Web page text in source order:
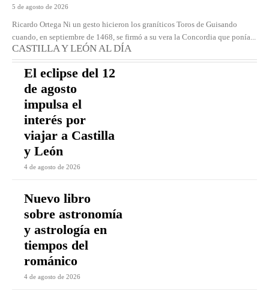
5 de agosto de 2026
Ricardo Ortega Ni un gesto hicieron los graníticos Toros de Guisando
cuando, en septiembre de 1468, se firmó a su vera la Concordia que ponía...
CASTILLA Y LEÓN AL DÍA
El eclipse del 12
de agosto
impulsa el
interés por
viajar a Castilla
y León
4 de agosto de 2026
Nuevo libro
sobre astronomía
y astrología en
tiempos del
románico
4 de agosto de 2026